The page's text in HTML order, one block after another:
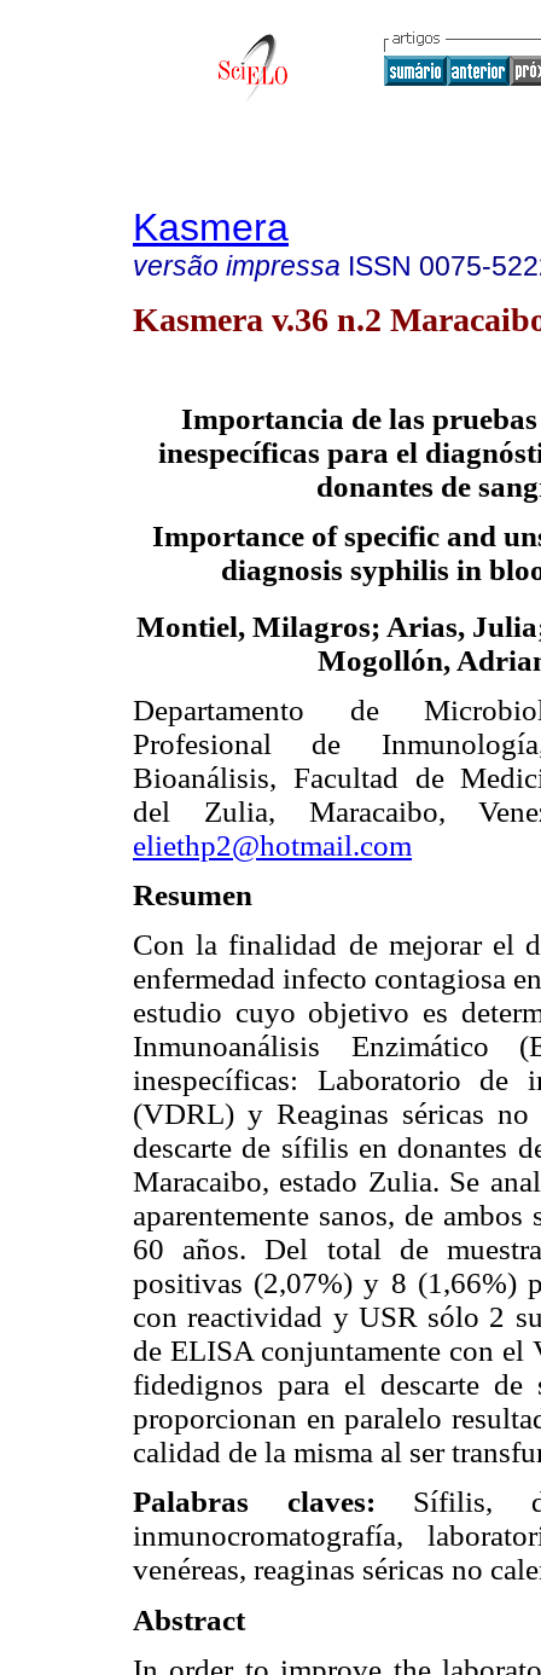
Kasmera
versão impressa ISSN 0075-
Kasmera v.36 n.2
Importancia de las pruebas
inespecíficas para el
donantes de
Importance of specific and
diagnosis syphilis in
Montiel, Milagros; Arias,
Mogollón,
Departamento de
Profesional de
Bioanálisis, Facultad de
del Zulia, Maracaibo,
eliethp2@hotmail.com
Resumen
Con la finalidad de mejorar el
enfermedad infecto contagiosa
estudio cuyo objetivo es
Inmunoanálisis Enzimático
inespecíficas: Laboratorio de
(VDRL) y Reaginas séricas
descarte de sífilis en donantes
Maracaibo, estado Zulia. Se
aparentemente sanos, de
60 años. Del total de
positivas (2,07%) y 8 (1,66%)
con reactividad y USR sólo 2
de ELISA conjuntamente con el
fidedignos para el descarte
proporcionan en paralelo
calidad de la misma al ser
Palabras claves: Sífilis,
inmunocromatografía,
venéreas, reaginas séricas no
Abstract